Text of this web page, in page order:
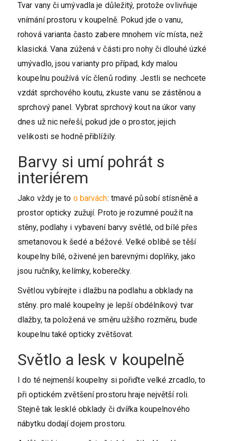
Tvar vany či umývadla je důležitý, protože ovlivňuje
vnímání prostoru v koupelně. Pokud jde o vanu,
rohová varianta často zabere mnohem víc místa, než
klasická. Vana zúžená v části pro nohy či dlouhé úzké
umývadlo, jsou varianty pro případ, kdy malou
koupelnu používá víc členů rodiny. Jestli se nechcete
vzdát sprchového koutu, zkuste vanu se zástěnou a
sprchový panel. Vybrat sprchový kout na úkor vany
dnes už nic neřeší, pokud jde o prostor, jejich
velikosti se hodně přiblížily.
Barvy si umí pohrát s
interiérem
Jako vždy je to o barvách: tmavé působí stísněně a
prostor opticky zužují. Proto je rozumné použít na
stěny, podlahy i vybavení barvy světlé, od bílé přes
smetanovou k šedé a béžové. Velké oblibě se těší
koupelny bílé, oživené jen barevnými doplňky, jako
jsou ručníky, kelímky, koberečky.
Světlou vybírejte i dlažbu na podlahu a obklady na
stěny. pro malé koupelny je lepší obdélníkový tvar
dlažby, ta položená ve směru užšího rozměru, bude
koupelnu také opticky zvětšovat.
Světlo a lesk v koupelně
I do té nejmenší koupelny si pořiďte velké zrcadlo, to
při optickém zvětšení prostoru hraje největší roli.
Stejně tak lesklé obklady či dvířka koupelnového
nábytku dodají dojem prostoru.